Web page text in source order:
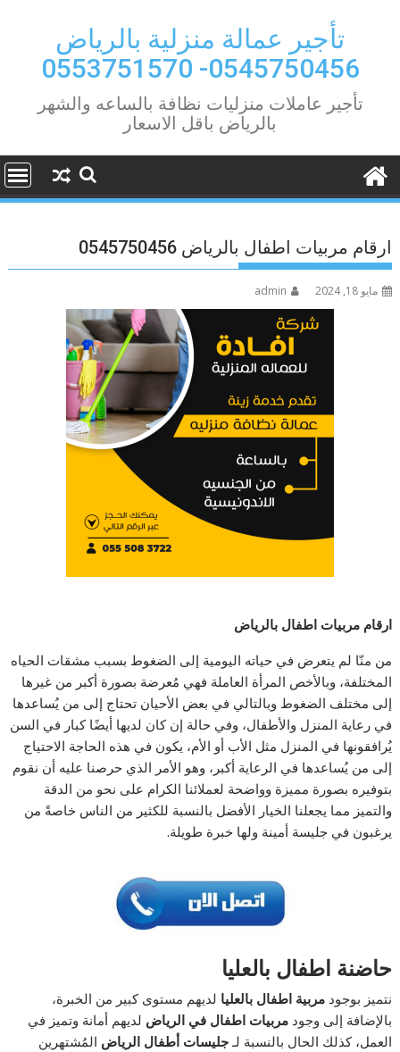
تأجير عمالة منزلية بالرياض
0545750456- 0553751570
تأجير عاملات منزليات نظافة بالساعه والشهر
بالرياض باقل الاسعار
ارقام مربيات اطفال بالرياض 0545750456
مايو 18, 2024 admin
ارقام مربيات اطفال بالرياض
من منّا لم يتعرض في حياته اليومية إلى الضغوط بسبب مشقات الحياه
المختلفة، وبالأخص المرأة العاملة فهي مُعرضة بصورة أكبر من غيرها
إلى مختلف الضغوط وبالتالي في بعض الأحيان تحتاج إلى من يُساعدها
في رعاية المنزل والأطفال، وفي حالة إن كان لديها أيضًا كبار في السن
يُرافقونها في المنزل مثل الأب أو الأم، يكون في هذه الحاجة الاحتياج
إلى من يُساعدها في الرعاية أكبر، وهو الأمر الذي حرصنا عليه أن نقوم
بتوفيره بصورة مميزة وواضحة لعملائنا الكرام على نحو من الدقة
والتميز مما يجعلنا الخيار الأفضل بالنسبة للكثير من الناس خاصةً من
يرغبون في جليسة أمينة ولها خبرة طويلة.
حاضنة اطفال بالعليا
نتميز بوجودمربية اطفال بالعليا لديهم مستوى كبير من الخبرة،
بالإضافة إلى وجودمربيات اطفال في الرياض لديهم أمانة وتميز في
العمل، كذلك الحال بالنسبة لـجليسات أطفال الرياض المُشتهرين